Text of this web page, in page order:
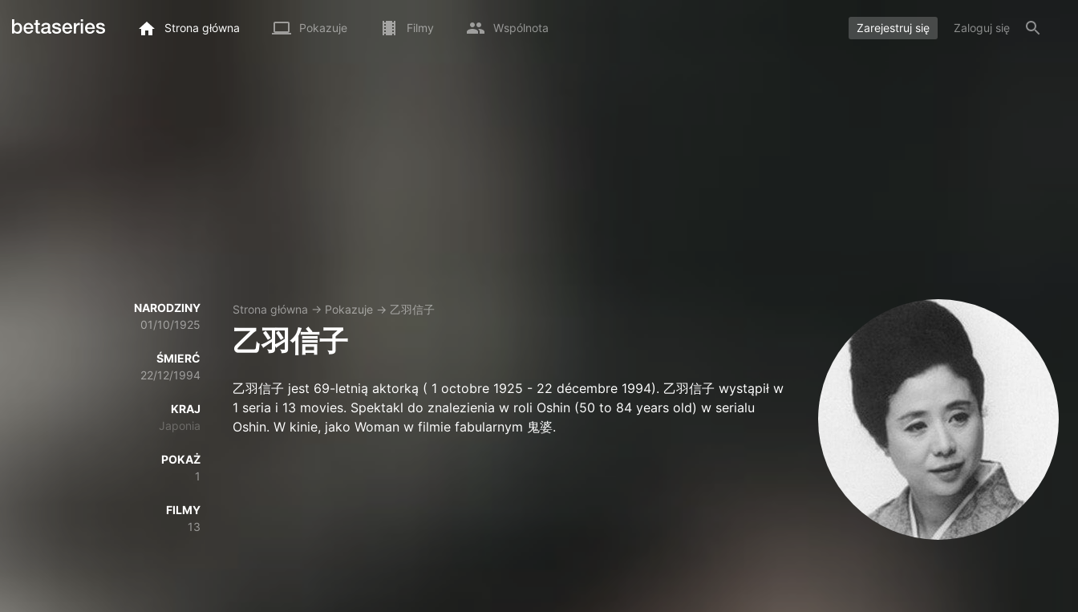
Strona główna Pokazuje Filmy Wspólnota Zarejestruj się Zaloguj się
NARODZINY
01/10/1925
ŚMIERĆ
22/12/1994
KRAJ
Japonia
POKAŻ
1
FILMY
13
Strona główna → Pokazuje → 乙羽信子
乙羽信子
乙羽信子 jest 69-letnią aktorką ( 1 octobre 1925 - 22 décembre 1994). 乙羽信子 wystąpił w
1 seria i 13 movies. Spektakl do znalezienia w roli Oshin (50 to 84 years old) w serialu
Oshin. W kinie, jako Woman w filmie fabularnym 鬼婆.